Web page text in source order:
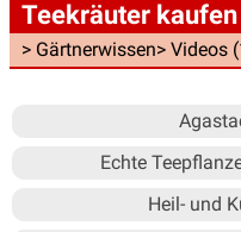
Teekräuter kaufen
> Gärtnerwissen> Videos
Echte
Heil- und